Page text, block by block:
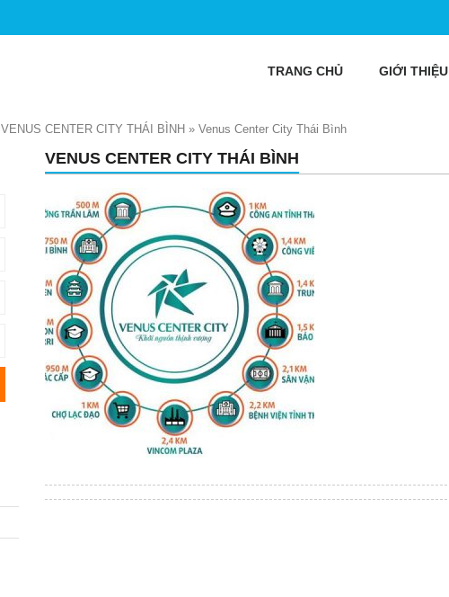
TRANG CHỦ GIỚI THIỆU
VENUS CENTER CITY THÁI BÌNH » Venus Center City Thái Bình
VENUS CENTER CITY THÁI BÌNH